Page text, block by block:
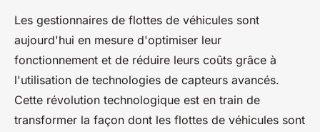
Les gestionnaires de flottes de véhicules sont
aujourd'hui en mesure d'optimiser leur
fonctionnement et de réduire leurs coûts grâce à
l'utilisation de technologies de capteurs avancés.
Cette révolution technologique est en train de
transformer la façon dont les flottes de véhicules sont